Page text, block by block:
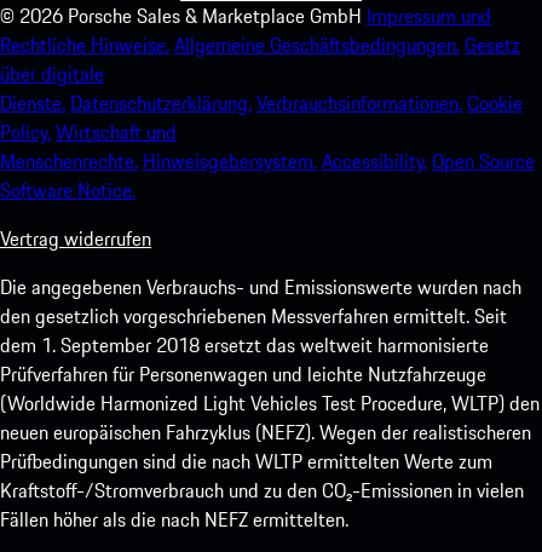
© 2026 Porsche Sales & Marketplace GmbH Impressum und
Rechtliche Hinweise.Allgemeine Geschäftsbedingungen.Gesetz
über digitale
Dienste. Datenschutzerklärung.Verbrauchsinformationen.Cookie
Policy.Wirtschaft und
Menschenrechte. Hinweisgebersystem.Accessibility.Open Source
Software Notice.
Vertrag widerrufen
Die angegebenen Verbrauchs- und Emissionswerte wurden nach
den gesetzlich vorgeschriebenen Messverfahren ermittelt. Seit
dem 1. September 2018 ersetzt das weltweit harmonisierte
Prüfverfahren für Personenwagen und leichte Nutzfahrzeuge
(Worldwide Harmonized Light Vehicles Test Procedure, WLTP) den
neuen europäischen Fahrzyklus (NEFZ). Wegen der realistischeren
Prüfbedingungen sind die nach WLTP ermittelten Werte zum
Kraftstoff-/Stromverbrauch und zu den CO₂-Emissionen in vielen
Fällen höher als die nach NEFZ ermittelten.